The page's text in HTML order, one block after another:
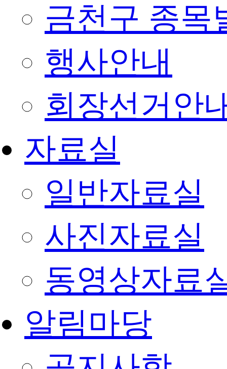
금천구 종목
행사안내
회장선거안
자료실
일반자료실
사진자료실
동영상자료
알림마당